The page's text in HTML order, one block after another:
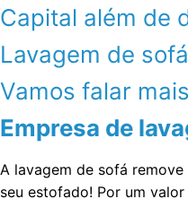
Capital além de
Lavagem de
Vamos falar
Empresa de
A lavagem de sofá
seu estofado! Por um